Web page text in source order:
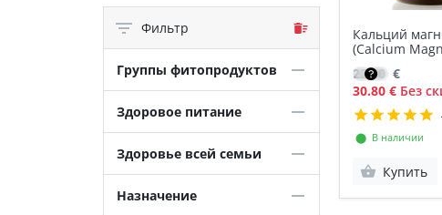
Фильтр
Группы фитопродуктов
Здоровое питание
Здоровье всей семьи
Назначение
Кальций
(Calcium
22.00 €
30.80 €Без
⬤ В наличии
Купить